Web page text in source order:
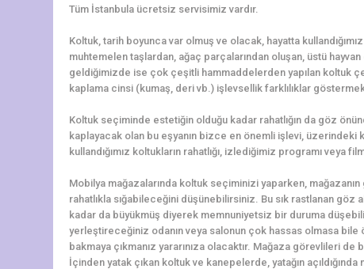
Tüm İstanbula ücretsiz servisimiz vardır.
Koltuk, tarih boyunca var olmuş ve olacak, hayatta
muhtemelen taşlardan, ağaç parçalarından oluşan, üstü
geldiğimizde ise çok çeşitli hammaddelerden yapılan koltuk
kaplama cinsi (kumaş, deri vb.) işlevsellik farklılıklar
Koltuk seçiminde estetiğin olduğu kadar rahatlığın da göz
kaplayacak olan bu eşyanın bizce en önemli işlevi,
kullandığımız koltukların rahatlığı, izlediğimiz programı veya
Mobilya mağazalarında koltuk seçiminizi yaparken, mağazanın
rahatlıkla sığabileceğini düşünebilirsiniz. Bu sık rastlanan göz
kadar da büyükmüş diyerek memnuniyetsiz bir duruma
yerleştireceğiniz odanın veya salonun çok hassas olmasa
bakmaya çıkmanız yararınıza olacaktır. Mağaza görevlileri
İçinden yatak çıkan koltuk ve kanepelerde, yatağın